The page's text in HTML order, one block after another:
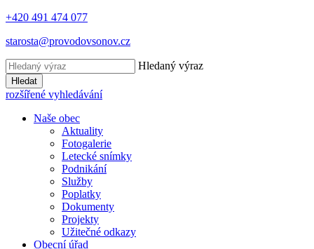
+420 491 474 077
starosta@provodovsonov.cz
Hledaný výraz
Hledat
rozšířené vyhledávání
Naše obec
Aktuality
Fotogalerie
Letecké snímky
Podnikání
Služby
Poplatky
Dokumenty
Projekty
Užitečné odkazy
Obecní úřad